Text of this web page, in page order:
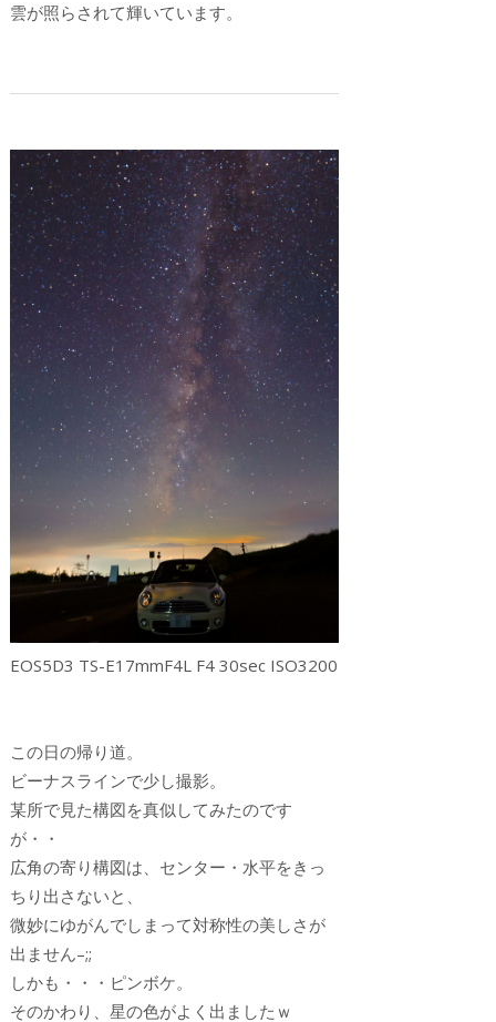
雲が照らされて輝いています。
EOS5D3 TS-E17mmF4L F4 30sec ISO3200
この日の帰り道。
ビーナスラインで少し撮影。
某所で見た構図を真似してみたのです
が・・
広角の寄り構図は、センター・水平をきっ
ちり出さないと、
微妙にゆがんでしまって対称性の美しさが
出ません–;;
しかも・・・ピンボケ。
そのかわり、星の色がよく出ましたｗ